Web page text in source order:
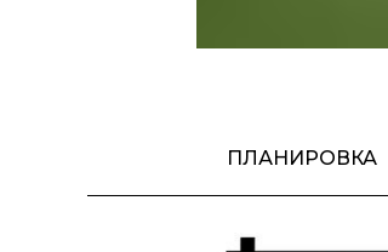
ПЛАНИРОВКА